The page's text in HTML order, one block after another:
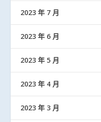
2023 年 7 月
2023 年 6 月
2023 年 5 月
2023 年 4 月
2023 年 3 月